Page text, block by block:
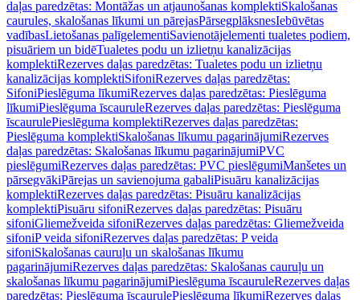
daļas paredzētas: Montāžas un atjaunošanas komplektiSkalošanas
caurules, skalošanas līkumi un pārejasPārsegplāksnesIebūvētas
vadībasLietošanas palīgelementiSavienotājelementi tualetes podiem,
pisuāriem un bidēTualetes podu un izlietņu kanalizācijas
komplektiRezerves daļas paredzētas: Tualetes podu un izlietņu
kanalizācijas komplektiSifoniRezerves daļas paredzētas:
SifoniPieslēguma līkumiRezerves daļas paredzētas: Pieslēguma
līkumiPieslēguma īscauruleRezerves daļas paredzētas: Pieslēguma
īscaurulePieslēguma komplektiRezerves daļas paredzētas:
Pieslēguma komplektiSkalošanas līkumu pagarinājumiRezerves
daļas paredzētas: Skalošanas līkumu pagarinājumiPVC
pieslēgumiRezerves daļas paredzētas: PVC pieslēgumiManšetes un
pārsegvākiPārejas un savienojuma gabaliPisuāru kanalizācijas
komplektiRezerves daļas paredzētas: Pisuāru kanalizācijas
komplektiPisuāru sifoniRezerves daļas paredzētas: Pisuāru
sifoniGliemežveida sifoniRezerves daļas paredzētas: Gliemežveida
sifoniP veida sifoniRezerves daļas paredzētas: P veida
sifoniSkalošanas cauruļu un skalošanas līkumu
pagarinājumiRezerves daļas paredzētas: Skalošanas cauruļu un
skalošanas līkumu pagarinājumiPieslēguma īscauruleRezerves daļas
paredzētas: Pieslēguma īscaurulePieslēguma līkumiRezerves daļas